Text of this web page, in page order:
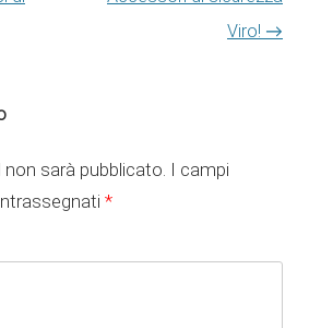
Viro! →
sarà pubblicato. I campi
*